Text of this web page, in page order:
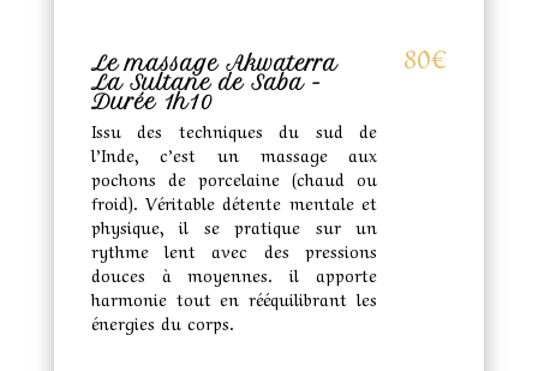
Le massage Akwaterra
La Sultane de Saba -
Durée 1h10
Issu des techniques du sud de
l’Inde, c’est un massage aux
pochons de porcelaine (chaud ou
froid). Véritable détente mentale et
physique, il se pratique sur un
rythme lent avec des pressions
douces à moyennes. il apporte
harmonie tout en rééquilibrant les
énergies du corps.
80€